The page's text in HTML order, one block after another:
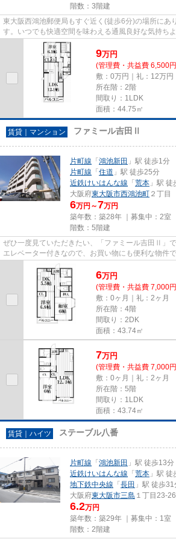
階数：3階建
東大阪西鴻池郵便局もすぐ近く(徒歩6分)の場所にあ
す。いつでも快適空間を味わえる通風良好な気持ち
ンションタイプになります。...
9万円
(管理費・共益費 6,500
敷：0万円｜礼：12万円
所在階：2階
間取り：1LDK
面積：44.75㎡
賃貸｜マンション ファミール吉田Ⅱ
片町線 「 鴻池新田 」駅 徒歩1分
片町線 「 住道 」駅 徒歩25分
近鉄けいはんな線 「 荒本 」駅
大阪府東大阪市西鴻池町 ２丁目
6万円～7万円
築年数：築28年 ｜募集中： 2室
階数：5階建
ぜひ一度見ていただきたい、「ファミール吉田Ⅱ」
エレベーター付きなので、お買い物にも便利な物件
こだわったマンション物件です！...
6万円
(管理費・共益費 7,000
敷：0ヶ月｜礼：2ヶ月
所在階：4階
間取り：2DK
面積：43.74㎡
7万円
(管理費・共益費 7,000
敷：0ヶ月｜礼：2ヶ月
所在階：5階
間取り：1LDK
面積：43.74㎡
賃貸｜ハイツ ステーブル八番
片町線 「 鴻池新田 」駅 徒歩13分
近鉄けいはんな線 「 荒本 」駅
地下鉄中央線 「 長田 」駅 徒歩31
大阪府東大阪市三島 １丁目23-26
6.2万円
築年数：築29年 ｜募集中： 1室
階数：2階建